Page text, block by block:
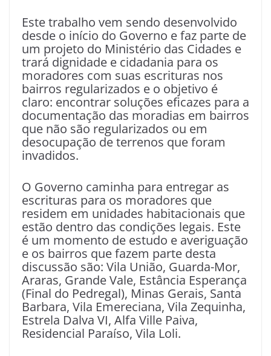
Este trabalho vem sendo desenvolvido
desde o início do Governo e faz parte de
um projeto do Ministério das Cidades e
trará dignidade e cidadania para os
moradores com suas escrituras nos
bairros regularizados e o objetivo é
claro: encontrar soluções eficazes para a
documentação das moradias em bairros
que não são regularizados ou em
desocupação de terrenos que foram
invadidos.
O Governo caminha para entregar as
escrituras para os moradores que
residem em unidades habitacionais que
estão dentro das condições legais. Este
é um momento de estudo e averiguação
e os bairros que fazem parte desta
discussão são: Vila União, Guarda-Mor,
Araras, Grande Vale, Estância Esperança
(Final do Pedregal), Minas Gerais, Santa
Barbara, Vila Emereciana, Vila Zequinha,
Estrela Dalva VI, Alfa Ville Paiva,
Residencial Paraíso, Vila Loli.